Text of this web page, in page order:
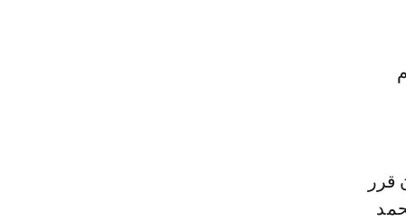
قرر